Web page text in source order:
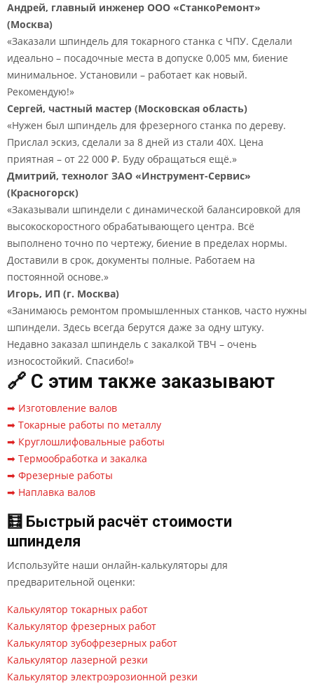
Андрей, главный инженер ООО «СтанкоРемонт»
(Москва)
«Заказали шпиндель для токарного станка с ЧПУ. Сделали
идеально – посадочные места в допуске 0,005 мм, биение
минимальное. Установили – работает как новый.
Рекомендую!»
Сергей, частный мастер (Московская область)
«Нужен был шпиндель для фрезерного станка по дереву.
Прислал эскиз, сделали за 8 дней из стали 40Х. Цена
приятная – от 22 000 ₽. Буду обращаться ещё.»
Дмитрий, технолог ЗАО «Инструмент-Сервис»
(Красногорск)
«Заказывали шпиндели с динамической балансировкой для
высокоскоростного обрабатывающего центра. Всё
выполнено точно по чертежу, биение в пределах нормы.
Доставили в срок, документы полные. Работаем на
постоянной основе.»
Игорь, ИП (г. Москва)
«Занимаюсь ремонтом промышленных станков, часто нужны
шпиндели. Здесь всегда берутся даже за одну штуку.
Недавно заказал шпиндель с закалкой ТВЧ – очень
износостойкий. Спасибо!»
🔗 С этим также заказывают
➡ Изготовление валов
➡ Токарные работы по металлу
➡ Круглошлифовальные работы
➡ Термообработка и закалка
➡ Фрезерные работы
➡ Наплавка валов
🧮 Быстрый расчёт стоимости
шпинделя
Используйте наши онлайн-калькуляторы для
предварительной оценки:
Калькулятор токарных работ
Калькулятор фрезерных работ
Калькулятор зубофрезерных работ
Калькулятор лазерной резки
Калькулятор электроэрозионной резки